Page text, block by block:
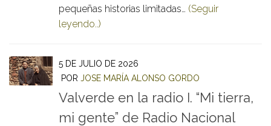
pequeñas historias limitadas… (Seguir
leyendo..)
5 DE JULIO DE 2026
POR JOSE MARÍA ALONSO GORDO
Valverde en la radio I. “Mi tierra,
mi gente” de Radio Nacional